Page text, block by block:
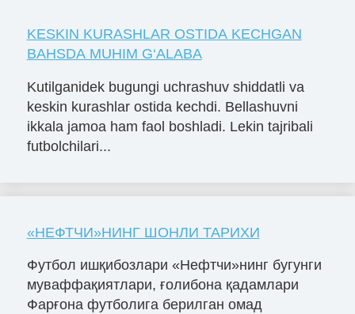
KESKIN KURASHLAR OSTIDA KECHGAN
BAHSDA MUHIM G‘ALABA
Kutilganidek bugungi uchrashuv shiddatli va
keskin kurashlar ostida kechdi. Bellashuvni
ikkala jamoa ham faol boshladi. Lekin tajribali
futbolchilari...
«НЕФТЧИ»НИНГ ШОНЛИ ТАРИХИ
Футбол ишқибозлари «Нефтчи»нинг бугунги
муваффақиятлари, ғолибона қадамлари
Фарғона футболига берилган омад